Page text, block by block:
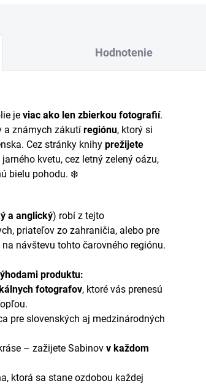
Hodnotenie
je viac ako len zbierkou fotografií.
a známych zákutí regiónu, ktorý si
Cez stránky knihy prežijete
kvetu, cez letný zelený oázu,
bielu pohodu. ❄️
a anglický) robí z tejto
priateľov zo zahraničia, alebo pre
na návštevu tohto čarovného regiónu.
produktu:
fotografov, ktoré vás prenesú
pre slovenských aj medzinárodných
– zažijete Sabinov v každom
ktorá sa stane ozdobou každej